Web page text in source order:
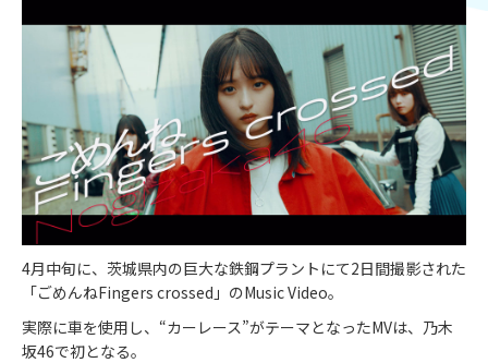
4月中旬に、茨城県内の巨大な鉄鋼プラントにて2日間撮影された
「ごめんねFingers crossed 」のMusic Video。
実際に車を使用し、 “カーレース”がテーマとなったMVは、乃木
坂46で初となる。